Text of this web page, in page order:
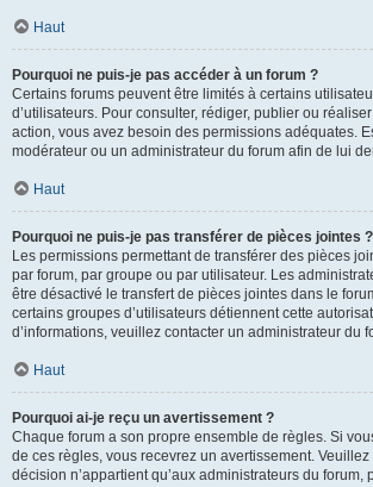
Haut
Pourquoi ne puis-je pas accéder à un forum ?
Certains forums peuvent être limités à certains
d’utilisateurs. Pour consulter, rédiger, publier ou
action, vous avez besoin des permissions adéquates.
modérateur ou un administrateur du forum afin de lui
Haut
Pourquoi ne puis-je pas transférer de pièces jointes ?
Les permissions permettant de transférer des pièces
par forum, par groupe ou par utilisateur. Les
être désactivé le transfert de pièces jointes dans le
certains groupes d’utilisateurs détiennent cette
d’informations, veuillez contacter un administrateur du
Haut
Pourquoi ai-je reçu un avertissement ?
Chaque forum a son propre ensemble de règles. Si
de ces règles, vous recevrez un avertissement. Veuillez
décision n’appartient qu’aux administrateurs du forum,